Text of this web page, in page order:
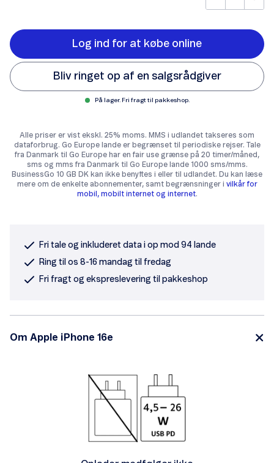
Log ind for at købe online
Bliv ringet op af en salgsrådgiver
På lager. Fri fragt til pakkeshop.
Alle priser er vist ekskl. 25% moms. MMS i udlandet takseres som
dataforbrug. Go Europe lande er begrænset til periodiske rejser. Tale
fra Danmark til Go Europe har en fair use grænse på 20 timer/måned,
sms og mms fra Danmark til Go Europe lande 1000 sms/mms.
BusinessGo 10 GB DK kan ikke benyttes i eller til udlandet. Du kan læse
mere om de enkelte abonnementer, samt begrænsninger i vilkår for
mobil, mobilt internet og internet.
Fri tale og inkluderet data i op mod 94 lande
Ring til os 8-16 mandag til fredag
Fri fragt og ekspreslevering til pakkeshop
Om Apple iPhone 16e